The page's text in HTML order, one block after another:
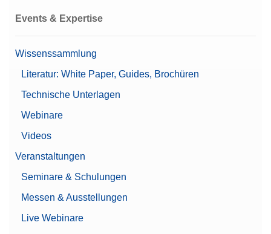
Events & Expertise
Wissenssammlung
Literatur: White Paper, Guides, Brochüren
Technische Unterlagen
Webinare
Videos
Veranstaltungen
Seminare & Schulungen
Messen & Ausstellungen
Live Webinare